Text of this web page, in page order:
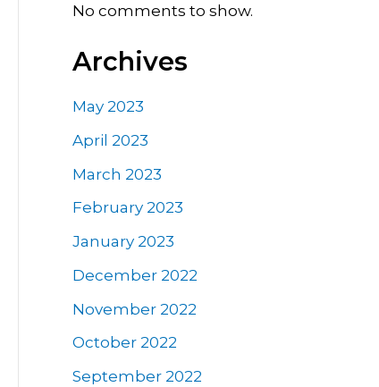
No comments to show.
Archives
May 2023
April 2023
March 2023
February 2023
January 2023
December 2022
November 2022
October 2022
September 2022